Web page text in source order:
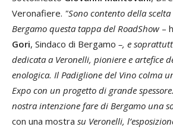
Veronafiere. "Sono contento della
Bergamo questa tappa del RoadShow –
Gori, Sindaco di Bergamo –, e
dedicata a Veronelli, pioniere e artefice
enologica. Il Padiglione del Vino colma
Expo con un progetto di grande
nostra intenzione fare di Bergamo una
con una mostra su Veronelli,